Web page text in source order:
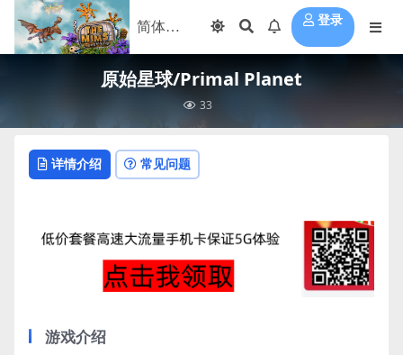
登录
原始星球/Primal Planet
33
详情介绍 常见问题
游戏介绍